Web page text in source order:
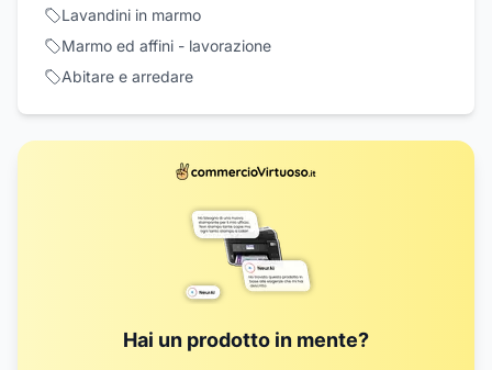
Lavandini in marmo
Marmo ed affini - lavorazione
Abitare e arredare
Hai un prodotto in mente?